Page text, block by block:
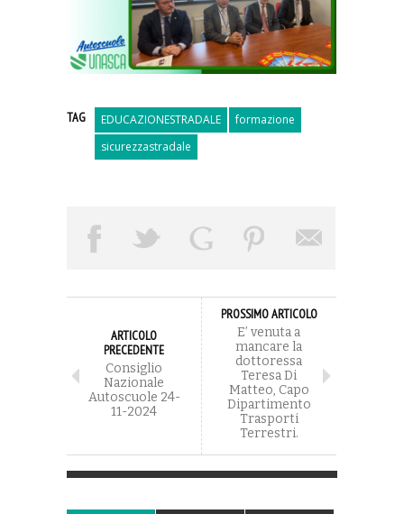
TAG EDUCAZIONESTRADALE
formazione
sicurezzastradale
ARTICOLO
PRECEDENTE
Consiglio
Nazionale
Autoscuole 24-
11-2024
PROSSIMO ARTICOLO
E’ venuta a
mancare la
dottoressa
Teresa Di
Matteo, Capo
Dipartimento
Trasporti
Terrestri.